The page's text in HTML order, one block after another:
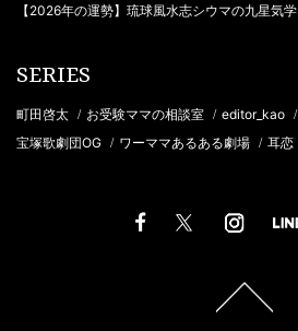
【2026年の運勢】琉球風水志シウマの九星気学
SERIES
町田啓太 / お受験ママの相談室 / editor_kao /
宝塚歌劇団OG / ワーママあるある劇場 / 耳恋